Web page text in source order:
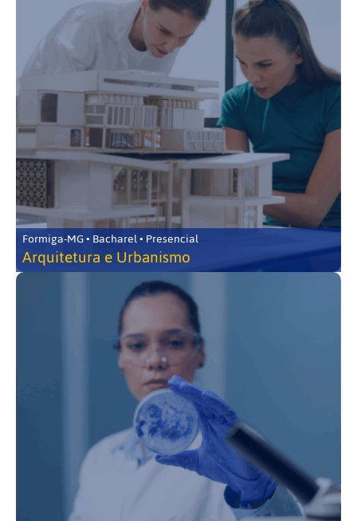
Formiga-MG • Bacharel • Presencial
Arquitetura e Urbanismo